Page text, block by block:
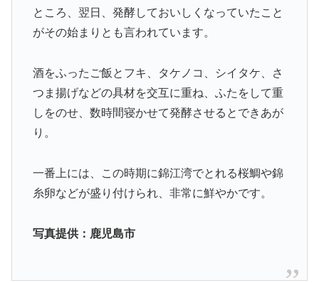
ところ、翌日、発酵しておいしくなっていたこと
がその始まりとも言われています。
酒をふったご飯とフキ、タケノコ、シイタケ、さ
つま揚げなどの具材を交互に重ね、ふたをして重
しをのせ、数時間寝かせて発酵させるとできあが
り。
一番上には、この時期に錦江湾でとれる桜鯛や錦
糸卵などが盛り付けられ、非常に鮮やかです。
写真提供：鹿児島市